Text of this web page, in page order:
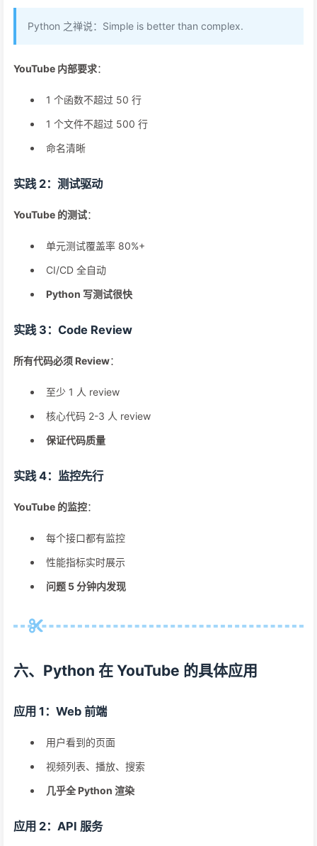
Python 之禅说：Simple is better than complex.
YouTube 内部要求：
1 个函数不超过 50 行
1 个文件不超过 500 行
命名清晰
实践 2：测试驱动
YouTube 的测试：
单元测试覆盖率 80%+
CI/CD 全自动
Python 写测试很快
实践 3：Code Review
所有代码必须 Review：
至少 1 人 review
核心代码 2-3 人 review
保证代码质量
实践 4：监控先行
YouTube 的监控：
每个接口都有监控
性能指标实时展示
问题 5 分钟内发现
六、Python 在 YouTube 的具体应用
应用 1：Web 前端
用户看到的页面
视频列表、播放、搜索
几乎全 Python 渲染
应用 2：API 服务